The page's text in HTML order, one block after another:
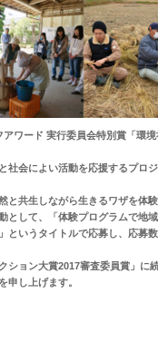
ワード 実行委員会特別賞「環
会によい活動を応援するプロ
共生しながら生きるワザを体
として、「体験プログラムで地
というタイトルで応募し、応募
ョン大賞2017審査委員賞」に
申し上げます。